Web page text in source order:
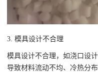
3. 模具设计不合理
模具设计不合理，如浇口设
导致材料流动不均、冷热分